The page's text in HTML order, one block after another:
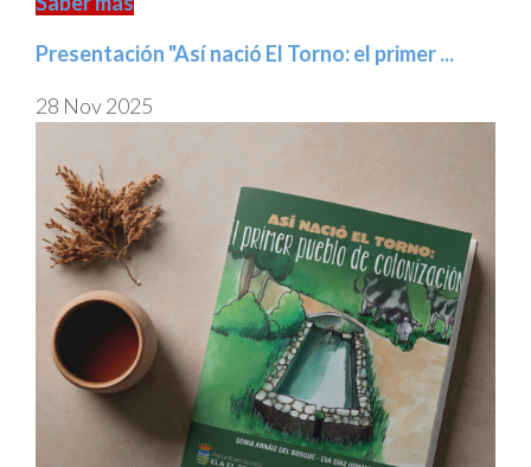
Presentación "Así nació El Torno: el primer ...
28 Nov 2025